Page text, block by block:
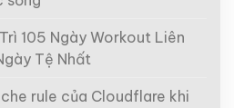
105 Ngày Workout Liên
Tệ Nhất
rule của Cloudflare khi